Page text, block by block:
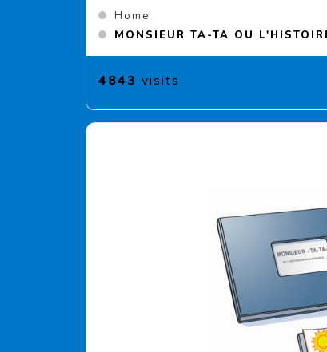
Home
MONSIEUR TA-TA OU
4843 visits